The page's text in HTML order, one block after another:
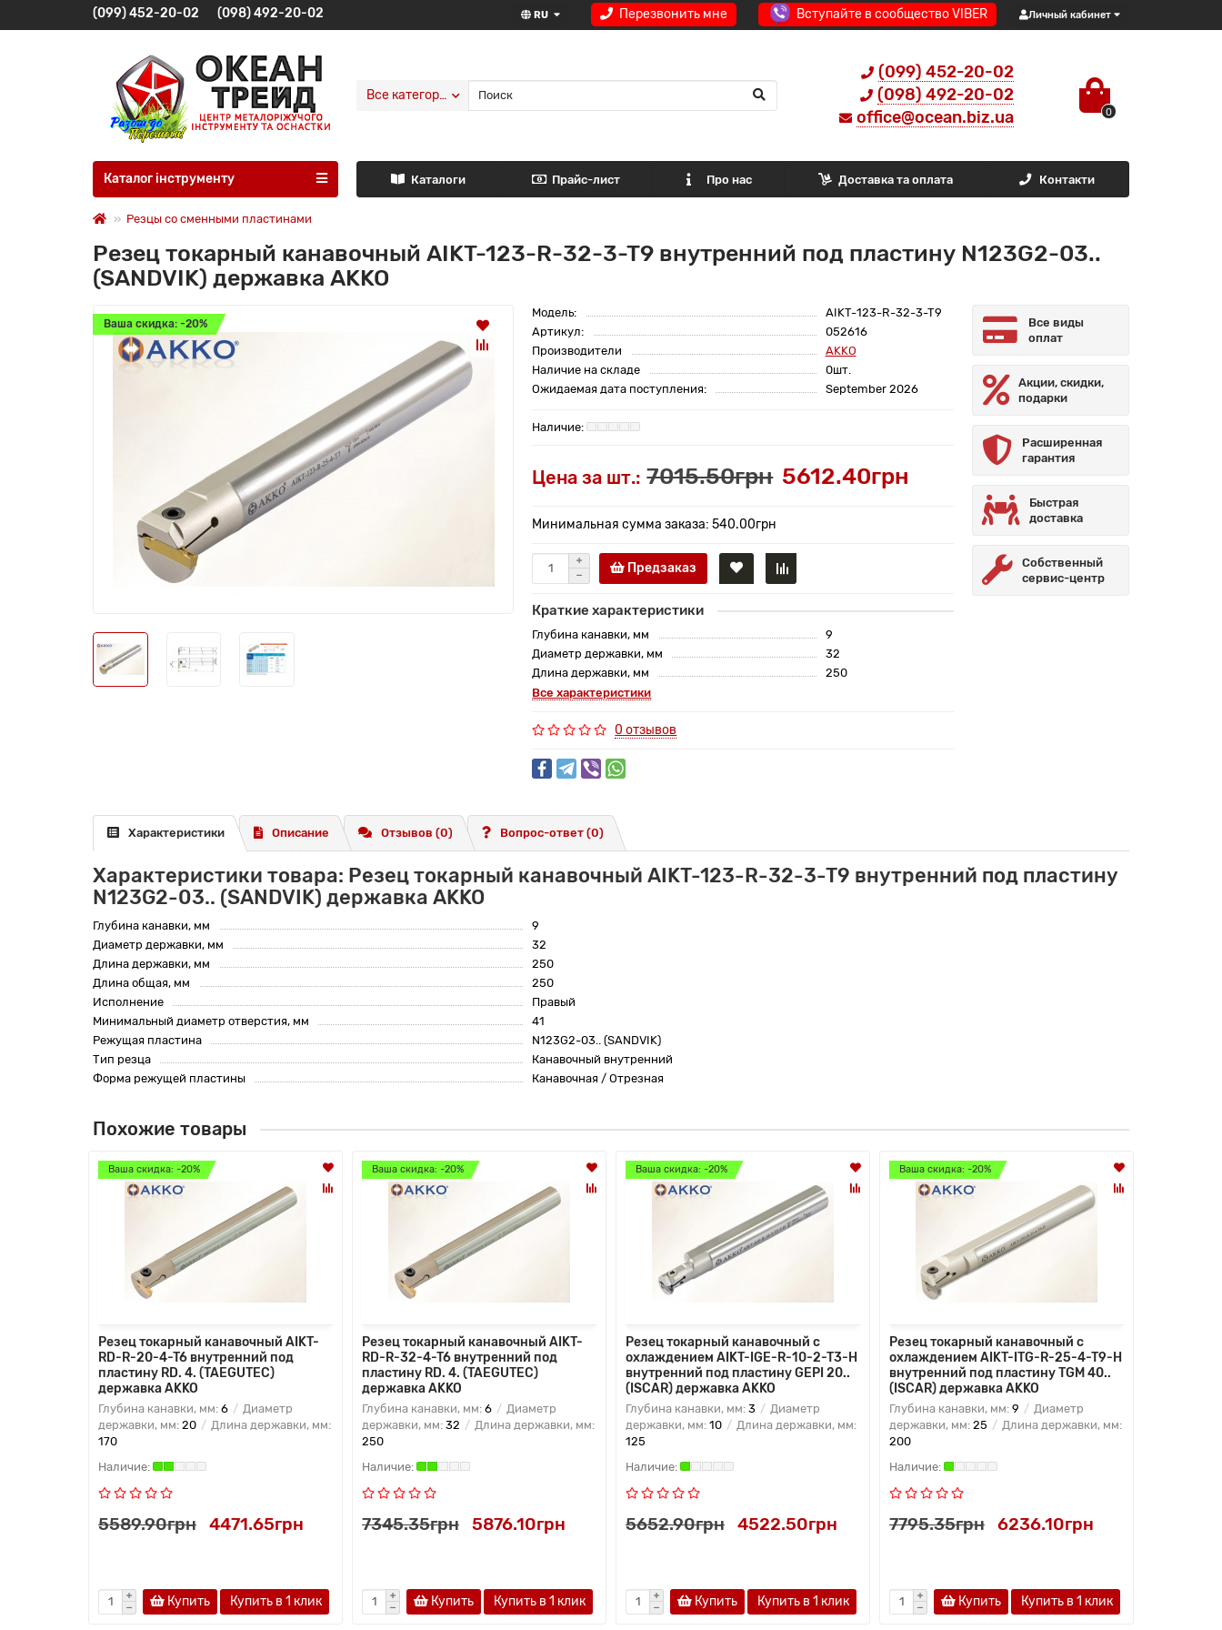
Перезвонить мне Вступайте в сообщество VIBER Личный кабинет
RU
(099) 452-20-02 (098) 492-20-02
(099) 452-20-02
(098) 492-20-02
office@ocean.biz.ua
0
Все категории
Каталог інструменту Каталоги Прайс-лист Про нас Доставка та оплата Контакти
Резцы со сменными пластинами
Резец токарный канавочный AIKT-123-R-32-3-T9 внутренний под пластину N123G2-03..
(SANDVIK) державка AKKO
Ваша скидка: -20%
Модель:
AIKT-123-R-32-3-T9
Артикул:
052616
Производители
AKKO
Наличие на складе
0шт.
Ожидаемая дата поступления:
September 2026
Цена за шт.: 7015.50грн 5612.40грн
Минимальная сумма заказа: 540.00грн
Предзаказ
Краткие характеристики
Глубина канавки, мм
9
Диаметр державки, мм
32
Длина державки, мм
250
Все характеристики
0 отзывов
Все виды
оплат
Акции, скидки,
подарки
Расширенная
гарантия
Быстрая
доставка
Собственный
сервис-центр
Характеристики Описание Отзывов (0) Вопрос-ответ (0)
Характеристики товара: Резец токарный канавочный AIKT-123-R-32-3-T9 внутренний под пластину
N123G2-03.. (SANDVIK) державка AKKO
Глубина канавки, мм
9
Диаметр державки, мм
32
Длина державки, мм
250
Длина общая, мм
250
Исполнение
Правый
Минимальный диаметр отверстия, мм
41
Режущая пластина
N123G2-03.. (SANDVIK)
Тип резца
Канавочный внутренний
Форма режущей пластины
Канавочная / Отрезная
Похожие товары
Ваша скидка: -20%
Резец токарный канавочный AIKT-
RD-R-20-4-T6 внутренний под
пластину RD. 4. (TAEGUTEC)
державка AKKO
Глубина канавки, мм: 6
Диаметр
державки, мм: 20
Длина державки, мм:
170
5589.90грн 4471.65грн
Купить Купить в 1 клик
Ваша скидка: -20%
Резец токарный канавочный AIKT-
RD-R-32-4-T6 внутренний под
пластину RD. 4. (TAEGUTEC)
державка AKKO
Глубина канавки, мм: 6
Диаметр
державки, мм: 32
Длина державки, мм:
250
7345.35грн 5876.10грн
Купить Купить в 1 клик
Ваша скидка: -20%
Резец токарный канавочный с
охлаждением AIKT-IGE-R-10-2-T3-H
внутренний под пластину GEPI 20..
(ISCAR) державка AKKO
Глубина канавки, мм: 3
Диаметр
державки, мм: 10
Длина державки, мм:
125
5652.90грн 4522.50грн
Купить Купить в 1 клик
Ваша скидка: -20%
Резец токарный канавочный с
охлаждением AIKT-ITG-R-25-4-T9-H
внутренний под пластину TGM 40..
(ISCAR) державка AKKO
Глубина канавки, мм: 9
Диаметр
державки, мм: 25
Длина державки, мм:
200
7795.35грн 6236.10грн
Купить Купить в 1 клик